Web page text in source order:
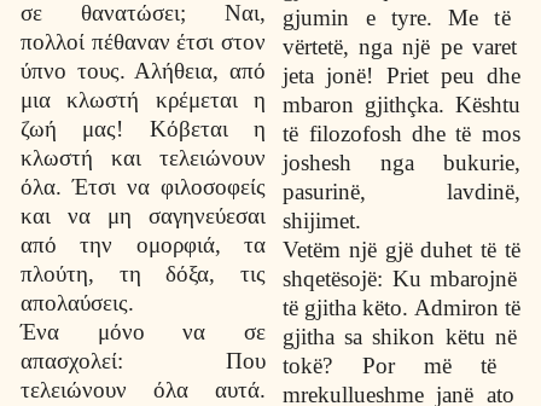
σε θανατώσει; Ναι,
πολλοί πέθαναν έτσι στον
ύπνο τους. Αλήθεια, από
μια κλωστή κρέμεται η
ζωή μας! Κόβεται η
κλωστή και τελειώνουν
όλα. Έτσι να φιλοσοφείς
και να μη σαγηνεύεσαι
από την ομορφιά, τα
πλούτη, τη δόξα, τις
απολαύσεις.
Ένα μόνο να σε
απασχολεί: Που
τελειώνουν όλα αυτά.
gjumin e tyre. Me të
vërtetë, nga një pe varet
jeta jonë! Priet peu dhe
mbaron gjithçka. Kështu
të filozofosh dhe të mos
joshesh nga bukurie,
pasurinë, lavdinë,
shijimet.
Vetëm njëgjëduhet të të
shqetësojë: Ku mbarojnë
të gjitha këto. Admiron të
gjitha sa shikon këtu në
tokë? Por më të
mrekullueshme janë ato